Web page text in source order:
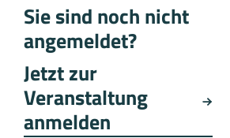
Sie sind noch nicht
angemeldet?
Jetzt zur
Veranstaltung
anmelden